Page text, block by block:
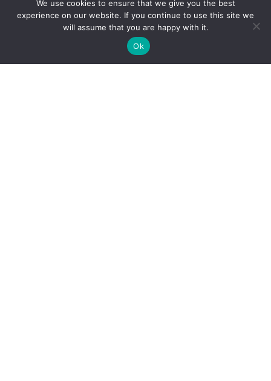
We use cookies to ensure that we give you the best
experience on our website. If you continue to use this site we
will assume that you are happy with it.
Ok